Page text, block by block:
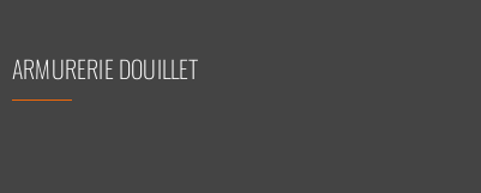
ARMURERIE DOUILLET